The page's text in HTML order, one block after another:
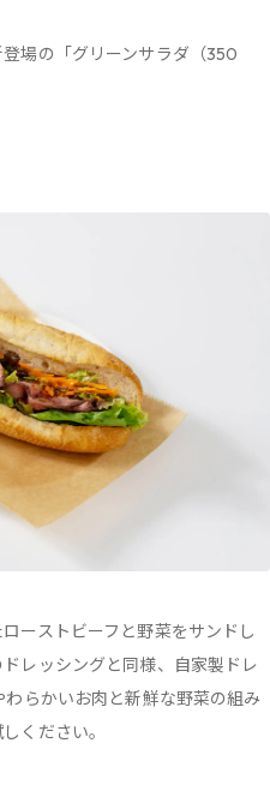
場の「グリーンサラダ（350
ーストビーフと野菜をサンドし
レッシングと同様、自家製ドレ
らかいお肉と新鮮な野菜の組み
ください。